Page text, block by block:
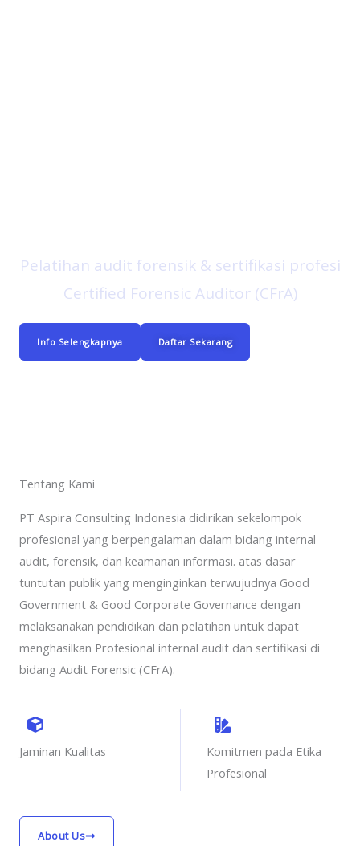
Pelatihan audit forensik & sertifikasi profesi
Certified Forensic Auditor (CFrA)
Info Selengkapnya Daftar Sekarang
Tentang Kami
PT Aspira Consulting Indonesia didirikan sekelompok
profesional yang berpengalaman dalam bidang internal
audit, forensik, dan keamanan informasi. atas dasar
tuntutan publik yang menginginkan terwujudnya Good
Government & Good Corporate Governance dengan
melaksanakan pendidikan dan pelatihan untuk dapat
menghasilkan Profesional internal audit dan sertifikasi di
bidang Audit Forensic (CFrA).
Jaminan Kualitas
Komitmen pada Etika
Profesional
About Us